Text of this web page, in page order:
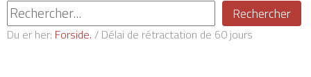
Rechercher
Du er her: Forside. / Délai de rétractation de 60 jours